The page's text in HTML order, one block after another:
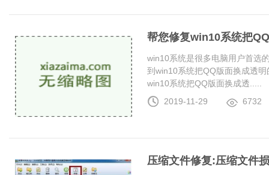
帮您修复win10系统把
win10系统是很多电脑用户首选
到win10系统把QQ版面换成透
win10系统把QQ版面换成透.....
2019-11-29
6732
压缩文件修复:压缩文件